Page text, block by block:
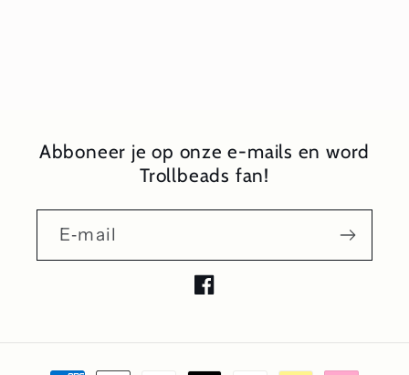
Abboneer je op onze e-mails en word
Trollbeads fan!
E‑mail
Facebook